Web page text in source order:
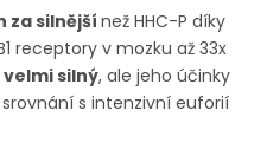
za silnější než HHC-P díky
receptory v mozku až 33x
velmi silný, ale jeho účinky
s intenzivní euforií